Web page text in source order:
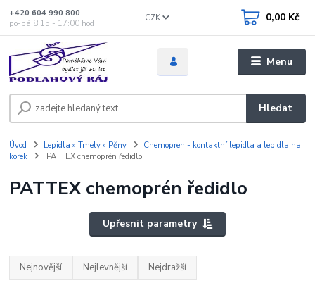
Menu
CZK
Hledat
+420 604 990 800
po-pá 8:15 - 17:00 hod
0,00 Kč
Úvod Lepidla » Tmely » Pěny
Chemopren - kontaktní lepidla a lepidla na
korek
PATTEX chemoprén ředidlo
PATTEX chemoprén ředidlo
Upřesnit parametry
Nejnovější Nejlevnější Nejdražší